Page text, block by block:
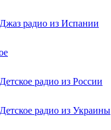
Джаз радио из Испании
Детское радио из России
Детское радио из Украины